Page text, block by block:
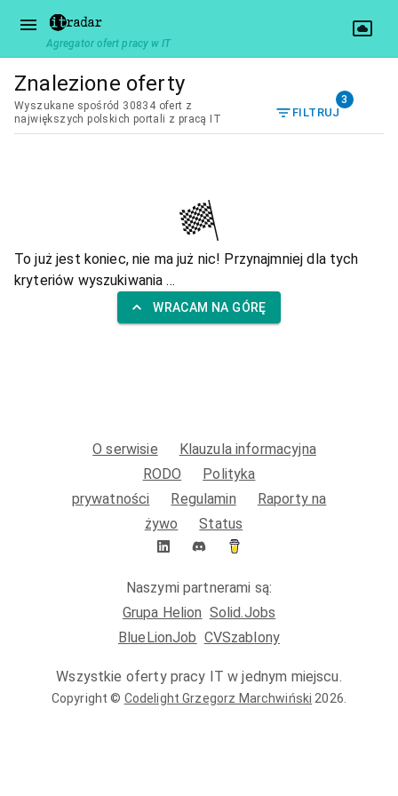
Agregator ofert pracy w IT
Znalezione oferty
Wyszukane spośród 30834 ofert z
największych polskich portali z pracą IT
FILTRUJ
3
To już jest koniec, nie ma już nic! Przynajmniej dla tych
kryteriów wyszukiwania ...
WRACAM NA GÓRĘ
O serwisie
Klauzula informacyjna
RODO
Polityka
prywatności
Regulamin
Raporty na
żywo
Status
Naszymi partnerami są:
Grupa Helion Solid.Jobs
BlueLionJob CVSzablony
Wszystkie oferty pracy IT w jednym miejscu.
Copyright © Codelight Grzegorz Marchwiński 2026